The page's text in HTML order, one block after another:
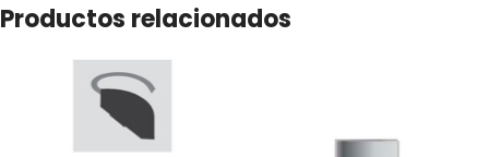
Productos relacionados